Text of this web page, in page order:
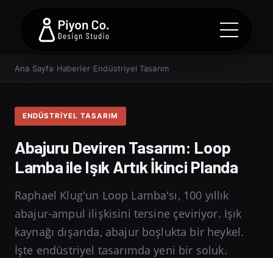
Ana Sayfa Haberler› Endüstriyel Tasarım
ENDÜSTRIYEL TASARIM
Abajuru Deviren Tasarım: Loop
Lamba ile Işık Artık İkinci Planda
Raphael Klug'un Loop Lamba'sı, 100 yıllık
abajur-ampul ilişkisini tersine çeviriyor. Işık
kaynağı dışarıda, abajur boşlukta bir heykel.
İşte endüstriyel tasarımda yeni bir soluk.